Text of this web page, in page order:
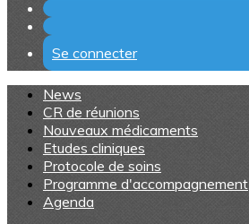
Se connecter
News
CR de réunions
Nouveaux médicaments
Etudes cliniques
Protocole de soins
Programme d'accompagnement
Agenda